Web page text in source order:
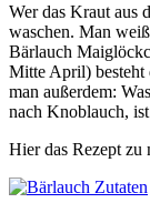
Wer das Kraut aus
waschen. Man
Bärlauch
Mitte April) besteht
man außerdem:
nach Knoblauch,
Hier das Rezept zu